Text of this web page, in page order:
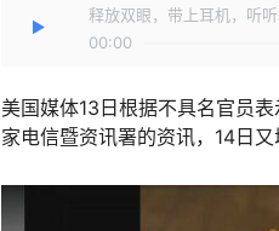
释放双眼，带上耳机，听听
00:00
美国媒体13日根据不具名官员
家电信暨资讯署的资讯，14日